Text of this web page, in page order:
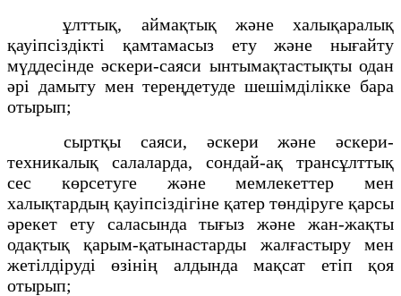
ұлттық, аймақтық және халықаралық
қауiпсiздiктi қамтамасыз ету және нығайту
мүддесiнде әскери-саяси ынтымақтастықты одан
әрі дамыту мен тереңдетуде шешiмдiлiкке бара
отырып;
сыртқы саяси, әскери және әскери-
техникалық салаларда, сондай-ақ трансұлттық
сес көрсетуге және мемлекеттер мен
халықтардың қауiпсiздiгiне қатер төндiруге қарсы
әрекет ету саласында тығыз және жан-жақты
одақтық қарым-қатынастарды жалғастыру мен
жетілдiрудi өзiнің алдында мақсат етiп қоя
отырып;